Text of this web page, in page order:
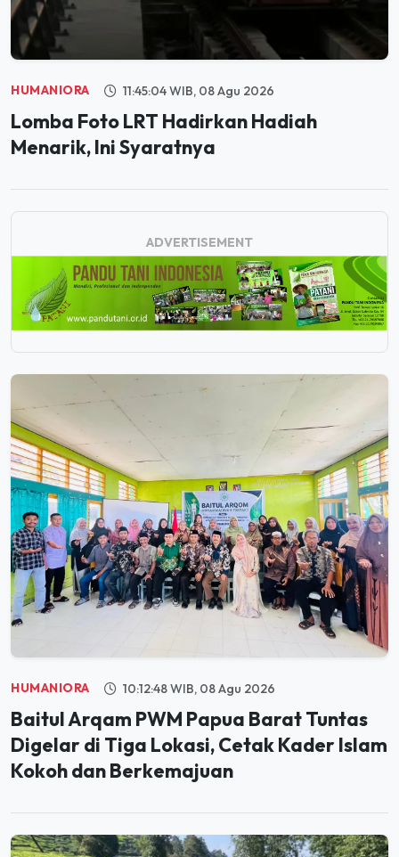
HUMANIORA 11:45:04 WIB, 08 Agu 2026
Lomba Foto LRT Hadirkan Hadiah
Menarik, Ini Syaratnya
ADVERTISEMENT
HUMANIORA 10:12:48 WIB, 08 Agu 2026
Baitul Arqam PWM Papua Barat Tuntas
Digelar di Tiga Lokasi, Cetak Kader Islam
Kokoh dan Berkemajuan